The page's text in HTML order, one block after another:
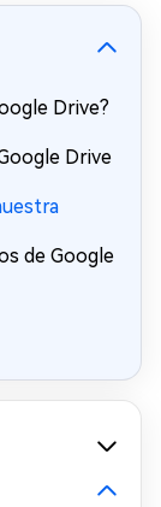
Drive?
Drive
de Google